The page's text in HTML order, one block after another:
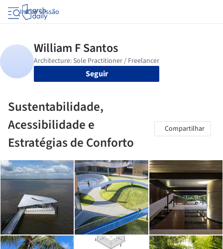
Iniciar sessão
Seguir
Sustentabilidade,
Acessibilidade e
Estratégias de Conforto
Compartilhar